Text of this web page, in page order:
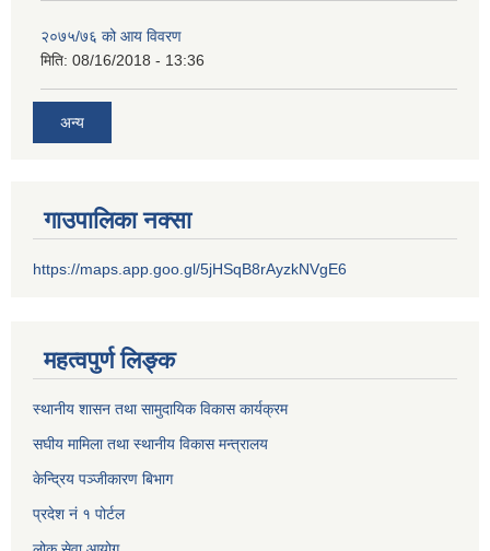
२०७५/७६ को आय विवरण
मिति: 08/16/2018 - 13:36
अन्य
गाउपालिका नक्सा
https://maps.app.goo.gl/5jHSqB8rAyzkNVgE6
महत्वपुर्ण लिङ्क
स्थानीय शासन तथा सामुदायिक विकास कार्यक्रम
स‌घीय मामिला तथा स्थानीय विकास मन्त्रालय
केन्द्रिय पञ्जीकारण बिभाग
प्रदेश नं १ पोर्टल